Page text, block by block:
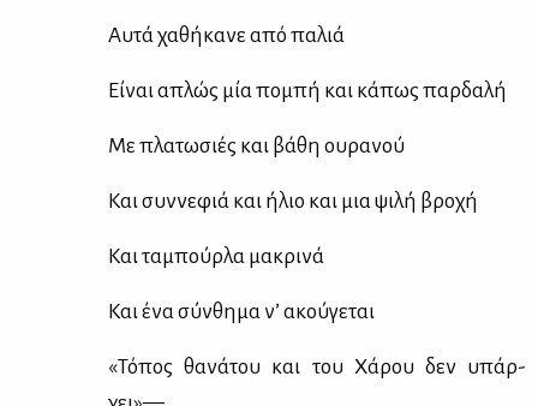
Αυ­τά χα­θή­κα­νε από πα­λιά
Εί­ναι απλώς μία πο­μπή και κά­πως παρ­δα­λή
Με πλα­τω­σιές και βά­θη ου­ρα­νού
Και συν­νε­φιά και ήλιο και μια ψι­λή βρο­χή
Και τα­μπούρ­λα μα­κρι­νά
Και ένα σύν­θη­μα ν’ ακού­γε­ται
«Τό­πος θα­νά­του και του Χά­ρου δεν υπάρ­